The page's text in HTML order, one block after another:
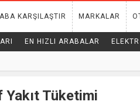
KARŞILAŞTIR MARKALAR
EN HIZLI ARABALAR
Yakıt Tüketimi